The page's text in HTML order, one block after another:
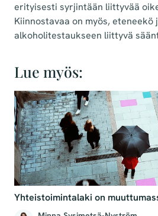
erityisesti syrjintään liittyvää
Kiinnostavaa on myös, eteneekö
alkoholitestaukseen liittyvä
Lue myös:
Yhteistoimintalaki on